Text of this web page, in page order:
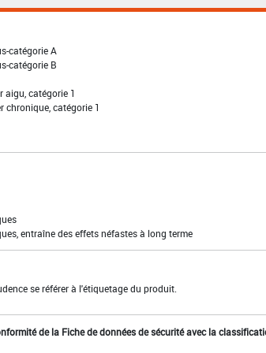
catégorie A
catégorie B
aigu, catégorie 1
chronique, catégorie 1
entraîne des effets néfastes à long terme
se référer à l'étiquetage du produit.
de la Fiche de données de sécurité avec la